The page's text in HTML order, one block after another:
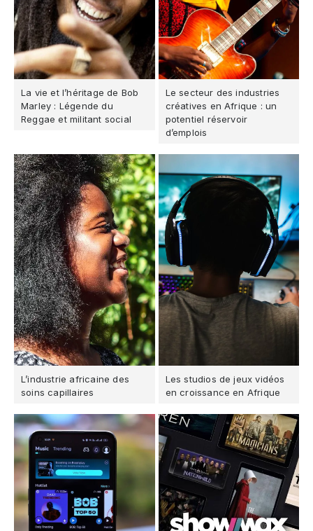
La vie et l’héritage de Bob
Marley : Légende du
Reggae et militant social
Le secteur des industries
créatives en Afrique : un
potentiel réservoir
d’emplois
L’industrie africaine des
soins capillaires
Les studios de jeux vidéos
en croissance en Afrique